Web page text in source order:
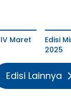
Maret
Edisi
2025
Edisi Lainnya